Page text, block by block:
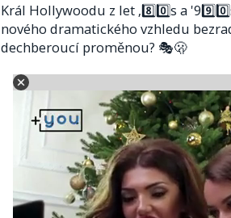
Král Hollywoodu z let ‚8️⃣0️⃣s a
nového dramatického vzhledu
dechberoucí proměnou? 🎭🫢